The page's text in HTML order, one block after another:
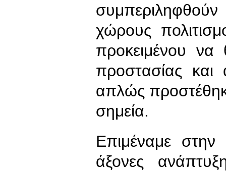
χώρους
προκειμένου να
προστασίας και
απλώς
σημεία.
Επιμέναμε
άξονες